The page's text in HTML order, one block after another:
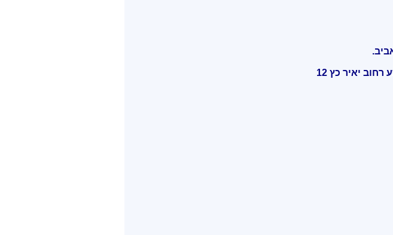
מרפאות מומחים בית חולים אלישע רחוב יאיר כץ 12